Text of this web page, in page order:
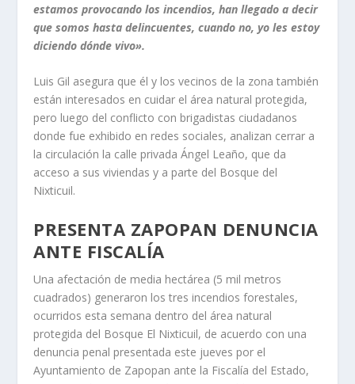
estamos provocando los incendios, han llegado a decir
que somos hasta delincuentes, cuando no, yo les estoy
diciendo dónde vivo».
Luis Gil asegura que él y los vecinos de la zona también
están interesados en cuidar el área natural protegida,
pero luego del conflicto con brigadistas ciudadanos
donde fue exhibido en redes sociales, analizan cerrar a
la circulación la calle privada Ángel Leaño, que da
acceso a sus viviendas y a parte del Bosque del
Nixticuil.
PRESENTA ZAPOPAN DENUNCIA
ANTE FISCALÍA
Una afectación de media hectárea (5 mil metros
cuadrados) generaron los tres incendios forestales,
ocurridos esta semana dentro del área natural
protegida del Bosque El Nixticuil, de acuerdo con una
denuncia penal presentada este jueves por el
Ayuntamiento de Zapopan ante la Fiscalía del Estado,